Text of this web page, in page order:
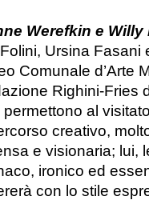
Werefkin e
Ursina Fasani
Comunale d’Arte
Righini-Fries
al
creativo,
e visionaria; lui,
ironico ed
con lo stile